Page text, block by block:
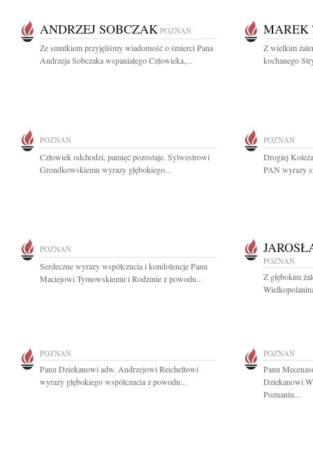
ANDRZEJ SOBCZAK POZNAŃ
Ze smutkiem przyjęliśmy wiadomość o śmierci Pana
Andrzeja Sobczaka wspaniałego Człowieka,...
MAREK
Z wielkim
kochanego
POZNAŃ
Człowiek odchodzi, pamięć pozostaje. Sylwestrowi
Grondkowskiemu wyrazy głębokiego...
POZNAŃ
Drogiej
PAN wyrazy
POZNAŃ
Serdeczne wyrazy współczucia i kondolencje Panu
Maciejowi Tymowskiemu i Rodzinie z powodu...
POZNAŃ
Z głębokim
POZNAŃ
Panu Dziekanowi adw. Andrzejowi Reicheltowi
wyrazy głębokiego współczucia z powodu...
POZNAŃ
Panu
Dziekanowi
Poznaniu...